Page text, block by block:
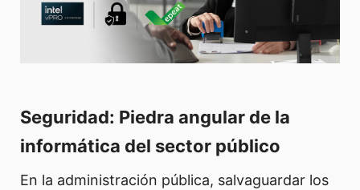
Seguridad: Piedra angular de la
informática del sector público
En la administración pública, salvaguardar los